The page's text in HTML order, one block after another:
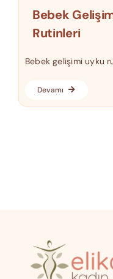
Bebek
Rutinleri
Bebek gelişimi uyku
Devamı